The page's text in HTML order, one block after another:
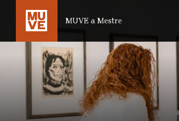
SALTA AL CONTENUTO PRINCIPALE
MUVE a Mestre